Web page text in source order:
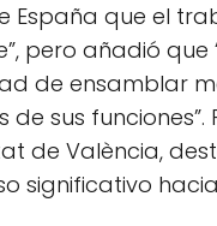
España que el
pero añadió
de ensamblar
sus
de València,
significativo